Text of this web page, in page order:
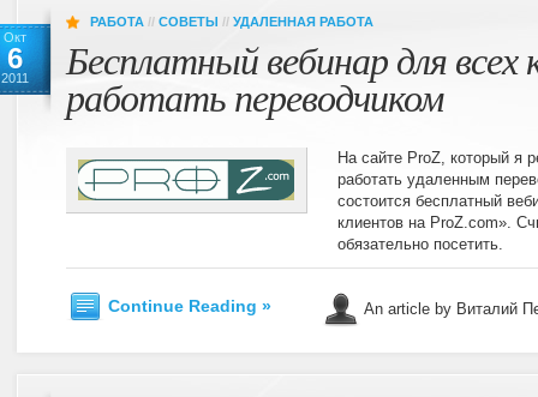
Окт
6
2011
РАБОТА // СОВЕТЫ // УДАЛЕННАЯ РАБОТА
Бесплатный вебинар для всех
работать переводчиком
На сайте ProZ, который я
работать удаленным
состоится бесплатный
клиентов на ProZ.com».
обязательно посетить.
Continue Reading » An article by Виталий